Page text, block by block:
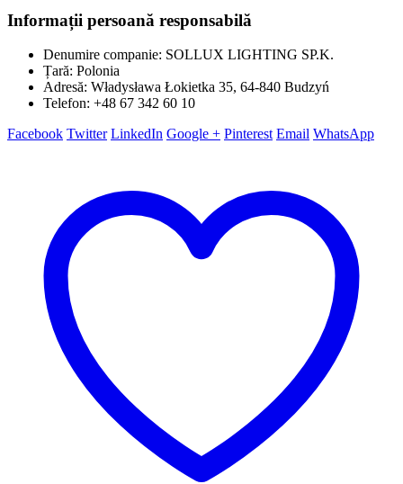
Informații persoană responsabilă
Denumire companie: SOLLUX LIGHTING SP.K.
Țară: Polonia
Adresă: Władysława Łokietka 35, 64-840 Budzyń
Telefon: +48 67 342 60 10
Facebook Twitter LinkedIn Google + Pinterest Email WhatsApp